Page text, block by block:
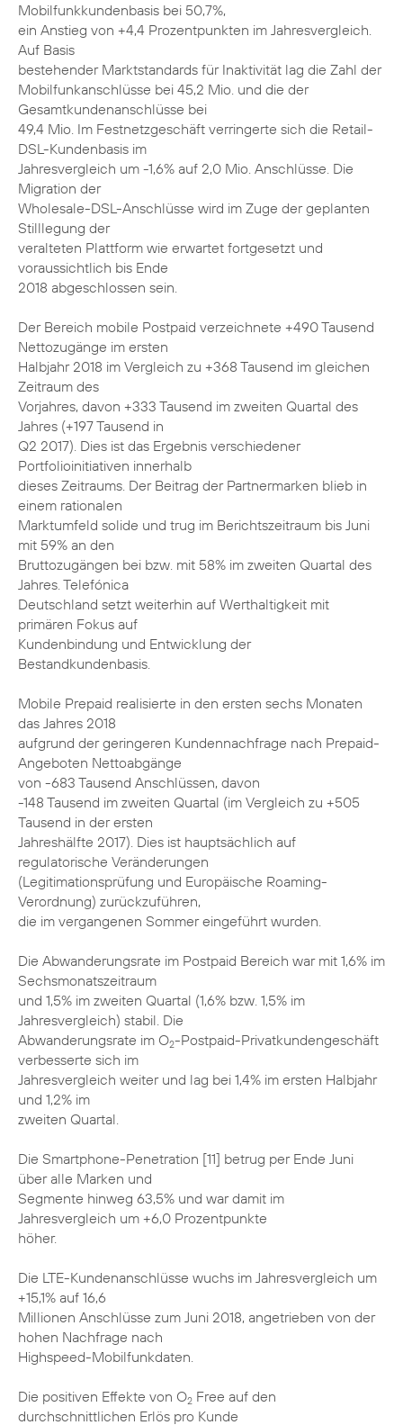
Mobilfunkkundenbasis bei 50,7%,
ein Anstieg von +4,4 Prozentpunkten im Jahresvergleich.
Auf Basis
bestehender Marktstandards für Inaktivität lag die Zahl der
Mobilfunkanschlüsse bei 45,2 Mio. und die der
Gesamtkundenanschlüsse bei
49,4 Mio. Im Festnetzgeschäft verringerte sich die Retail-
DSL-Kundenbasis im
Jahresvergleich um -1,6% auf 2,0 Mio. Anschlüsse. Die
Migration der
Wholesale-DSL-Anschlüsse wird im Zuge der geplanten
Stilllegung der
veralteten Plattform wie erwartet fortgesetzt und
voraussichtlich bis Ende
2018 abgeschlossen sein.
Der Bereich mobile Postpaid verzeichnete +490 Tausend
Nettozugänge im ersten
Halbjahr 2018 im Vergleich zu +368 Tausend im gleichen
Zeitraum des
Vorjahres, davon +333 Tausend im zweiten Quartal des
Jahres (+197 Tausend in
Q2 2017). Dies ist das Ergebnis verschiedener
Portfolioinitiativen innerhalb
dieses Zeitraums. Der Beitrag der Partnermarken blieb in
einem rationalen
Marktumfeld solide und trug im Berichtszeitraum bis Juni
mit 59% an den
Bruttozugängen bei bzw. mit 58% im zweiten Quartal des
Jahres. Telefónica
Deutschland setzt weiterhin auf Werthaltigkeit mit
primären Fokus auf
Kundenbindung und Entwicklung der
Bestandkundenbasis.
Mobile Prepaid realisierte in den ersten sechs Monaten
das Jahres 2018
aufgrund der geringeren Kundennachfrage nach Prepaid-
Angeboten Nettoabgänge
von -683 Tausend Anschlüssen, davon
-148 Tausend im zweiten Quartal (im Vergleich zu +505
Tausend in der ersten
Jahreshälfte 2017). Dies ist hauptsächlich auf
regulatorische Veränderungen
(Legitimationsprüfung und Europäische Roaming-
Verordnung) zurückzuführen,
die im vergangenen Sommer eingeführt wurden.
Die Abwanderungsrate im Postpaid Bereich war mit 1,6% im
Sechsmonatszeitraum
und 1,5% im zweiten Quartal (1,6% bzw. 1,5% im
Jahresvergleich) stabil. Die
Abwanderungsrate im O2-Postpaid-Privatkundengeschäft
verbesserte sich im
Jahresvergleich weiter und lag bei 1,4% im ersten Halbjahr
und 1,2% im
zweiten Quartal.
Die Smartphone-Penetration [11] betrug per Ende Juni
über alle Marken und
Segmente hinweg 63,5% und war damit im
Jahresvergleich um +6,0 Prozentpunkte
höher.
Die LTE-Kundenanschlüsse wuchs im Jahresvergleich um
+15,1% auf 16,6
Millionen Anschlüsse zum Juni 2018, angetrieben von der
hohen Nachfrage nach
Highspeed-Mobilfunkdaten.
Die positiven Effekte von O2 Free auf den
durchschnittlichen Erlös pro Kunde